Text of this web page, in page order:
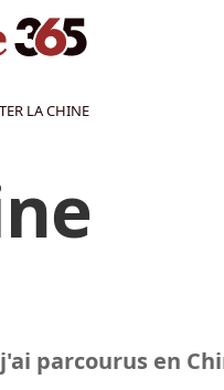
LA CHINE
parcourus en